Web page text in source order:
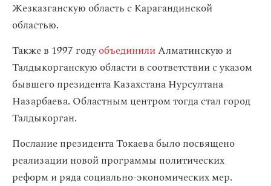
Жезказганскую область с Карагандинской
областью.
Также в 1997 годуобъединилиАлматинскую и
Талдыкорганскую области в соответствии с указом
бывшего президента Казахстана Нурсултана
Назарбаева. Областным центром тогда стал город
Талдыкорган.
Послание президента Токаева было посвящено
реализации новой программы политических
реформ и ряда социально-экономических мер.